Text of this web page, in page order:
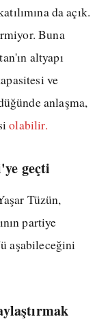
da açık.
Buna
altyapı
ve
anlaşma,
olabilir.
geçti
Tüzün,
partiye
aşabileceğini